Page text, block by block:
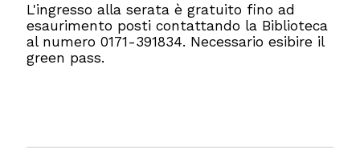
L'ingresso alla serata è gratuito fino ad
esaurimento posti contattando la Biblioteca
al numero 0171-391834. Necessario esibire il
green pass.